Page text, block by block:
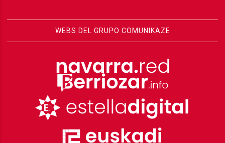
WEBS DEL GRUPO COMUNIKAZE